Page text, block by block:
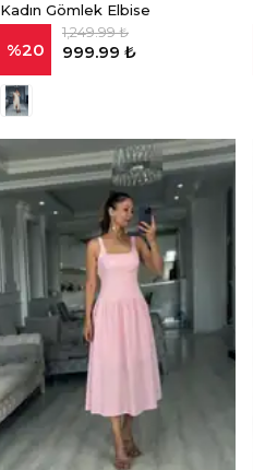
Kadın Gömlek Elbise
%20
1,249.99 ₺
999.99 ₺